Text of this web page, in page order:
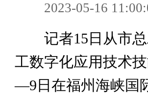
2023-05-16
记者15日从市总
工数字化应用技术
—9日在福州海峡国